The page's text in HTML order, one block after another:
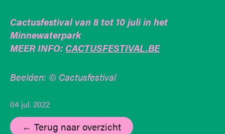
Cactusfestival van 8 tot 10 juli in het
Minnewaterpark
MEER INFO: CACTUSFESTIVAL.BE
Beelden: © Cactusfestival
04 jul. 2022
← Terug naar overzicht